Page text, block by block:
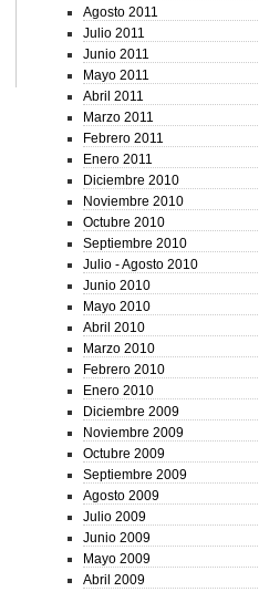
Agosto 2011
Julio 2011
Junio 2011
Mayo 2011
Abril 2011
Marzo 2011
Febrero 2011
Enero 2011
Diciembre 2010
Noviembre 2010
Octubre 2010
Septiembre 2010
Julio - Agosto 2010
Junio 2010
Mayo 2010
Abril 2010
Marzo 2010
Febrero 2010
Enero 2010
Diciembre 2009
Noviembre 2009
Octubre 2009
Septiembre 2009
Agosto 2009
Julio 2009
Junio 2009
Mayo 2009
Abril 2009